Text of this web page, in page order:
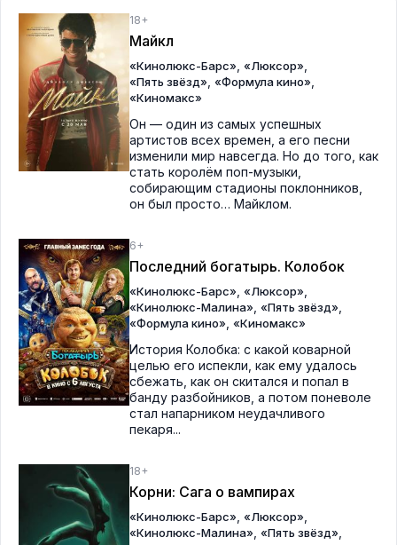
18+
Майкл
«Кинолюкс-Барс», «Люксор»,
«Пять звёзд», «Формула кино»,
«Киномакс»
Он — один из самых успешных
артистов всех времен, а его песни
изменили мир навсегда. Но до того, как
стать королём поп-музыки,
собирающим стадионы поклонников,
он был просто… Майклом.
6+
Последний богатырь. Колобок
«Кинолюкс-Барс», «Люксор»,
«Кинолюкс-Малина», «Пять звёзд»,
«Формула кино», «Киномакс»
История Колобка: с какой коварной
целью его испекли, как ему удалось
сбежать, как он скитался и попал в
банду разбойников, а потом поневоле
стал напарником неудачливого
пекаря...
18+
Корни: Сага о вампирах
«Кинолюкс-Барс», «Люксор»,
«Кинолюкс-Малина», «Пять звёзд»,